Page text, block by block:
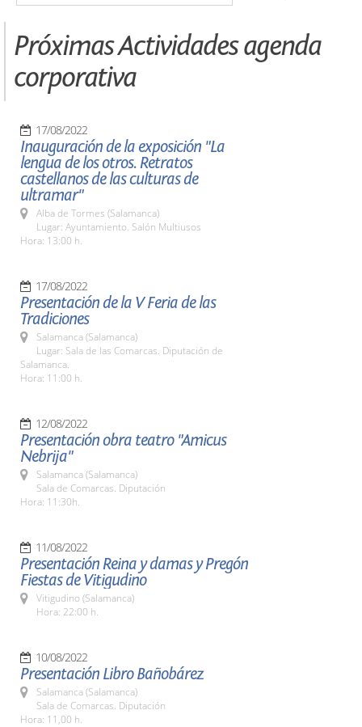
Próximas Actividades agenda
corporativa
17/08/2022
Inauguración de la exposición "La
lengua de los otros. Retratos
castellanos de las culturas de
ultramar"
Alba de Tormes (Salamanca)
Lugar: Ayuntamiento. Salón Multiusos
Hora: 13:00 h.
17/08/2022
Presentación de la V Feria de las
Tradiciones
Salamanca (Salamanca)
Lugar: Sala de las Comarcas. Diputación de
Salamanca.
Hora: 11:00 h.
12/08/2022
Presentación obra teatro "Amicus
Nebrija"
Salamanca (Salamanca)
Sala de Comarcas. Diputación
Hora: 11:30h.
11/08/2022
Presentación Reina y damas y Pregón
Fiestas de Vitigudino
Vitigudino (Salamanca)
Hora: 22:00 h.
10/08/2022
Presentación Libro Bañobárez
Salamanca (Salamanca)
Sala de Comarcas. Diputación
Hora: 11,00 h.